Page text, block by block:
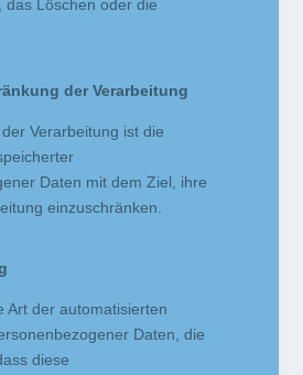
das Löschen oder die
der Verarbeitung
Verarbeitung ist die
Daten mit dem Ziel, ihre
einzuschränken.
Art der automatisierten
Daten, die
diese